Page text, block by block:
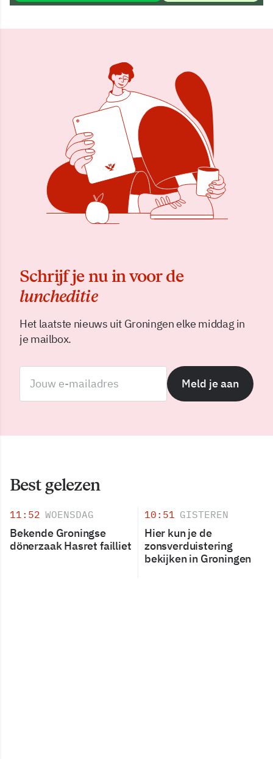
Schrijf je nu in voor de
luncheditie
Het laatste nieuws uit Groningen elke middag in
je mailbox.
Meld je aan
Best gelezen
11:52 WOENSDAG
Bekende Groningse
dönerzaak Hasret failliet
10:51 GISTEREN
Hier kun je de
zonsverduistering
bekijken in Groningen